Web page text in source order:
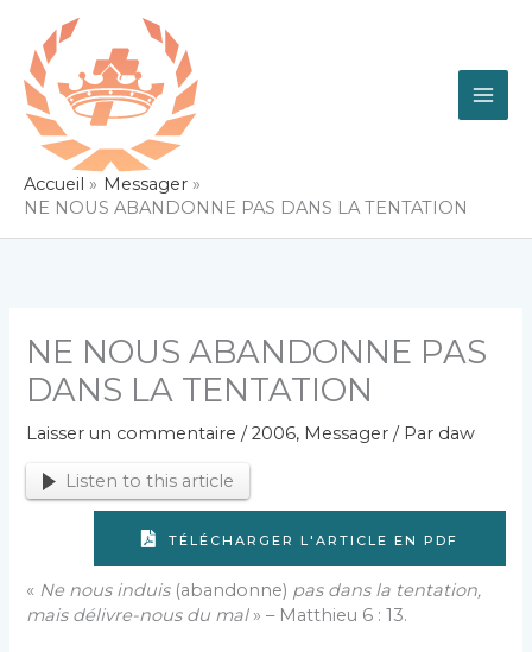
contenu
Accueil
Messager
NE NOUS ABANDONNE PAS DANS LA TENTATION
NE NOUS ABANDONNE PAS
DANS LA TENTATION
Laisser un commentaire /2006, Messager / Par daw
Listen to this article
TÉLÉCHARGER L'ARTICLE EN PDF
« Ne nous induis (abandonne) pas dans la tentation,
mais délivre-nous du mal» – Matthieu 6 : 13.